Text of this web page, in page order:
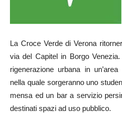
La Croce Verde di Verona
via del Capitel in Borgo
rigenerazione urbana in
nella quale sorgeranno uno
mensa ed un bar a servizio
destinati spazi ad uso pubblico.